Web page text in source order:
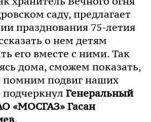
саду, предлагает
празднования 75-летия
о нем детям
его вместе с ними. Так
дома, сможем показать,
помним подвиг наших
Генеральный
«МОСГАЗ»Гасан